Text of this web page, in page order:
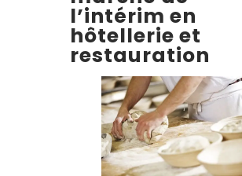
l’intérim en
hôtellerie et
restauration